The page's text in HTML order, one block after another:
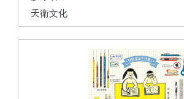
天衛文化